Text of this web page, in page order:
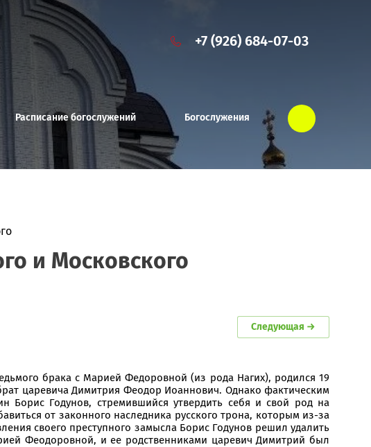
+7 (926) 684-07-03
Расписание богослужений Богослужения
и Московского
Следующая →
брака с Марией Федоровной (из рода Нагих), родился 19
царевича Димитрия Феодор Иоаннович. Однако фактическим
Борис Годунов, стремившийся утвердить себя и свой род на
от законного наследника русского трона, которым из-за
своего преступного замысла Борис Годунов решил удалить
Феодоровной, и ее родственниками царевич Димитрий был